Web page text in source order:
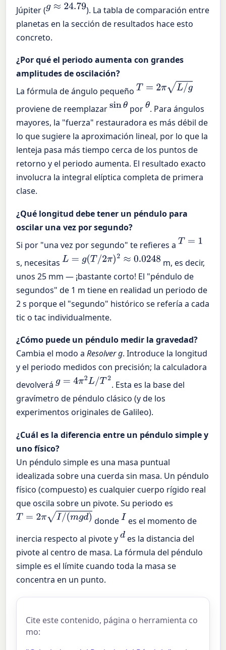
Júpiter (g ≈24.79
). La tabla de comparación entre
planetas en la sección de resultados hace esto
concreto.
¿Por qué el periodo aumenta con grandes
amplitudes de oscilación?
La fórmula de ángulo pequeño T= 2π L/g
proviene de reemplazarsinθ porθ. Para ángulos
mayores, la "fuerza" restauradora es más débil de
lo que sugiere la aproximación lineal, por lo que la
lenteja pasa más tiempo cerca de los puntos de
retorno y el periodo aumenta. El resultado exacto
involucra la integral elíptica completa de primera
clase.
¿Qué longitud debe tener un péndulo para
oscilar una vez por segundo?
Si por "una vez por segundo" te refieres aT= 1
s, necesitasL= g(T/2π)2≈0.0248
m, es decir,
unos 25 mm — ¡bastante corto! El "péndulo de
segundos" de 1 m tiene en realidad un periodo de
2 s porque el "segundo" histórico se refería a cada
tic o tac individualmente.
¿Cómo puede un péndulo medir la gravedad?
Cambia el modo aResolver g. Introduce la longitud
y el periodo medidos con precisión; la calculadora
devolverág =4π2L/T2
. Esta es la base del
gravímetro de péndulo clásico (y de los
experimentos originales de Galileo).
¿Cuál es la diferencia entre un péndulo simple y
uno físico?
Un péndulo simple es una masa puntual
idealizada sobre una cuerda sin masa. Un péndulo
físico (compuesto) es cualquier cuerpo rígido real
que oscila sobre un pivote. Su periodo es
T= 2π I/(mgd) dondeI es el momento de
inercia respecto al pivote ydes la distancia del
pivote al centro de masa. La fórmula del péndulo
simple es el límite cuando toda la masa se
concentra en un punto.
Cite este contenido, página o herramienta co
mo: